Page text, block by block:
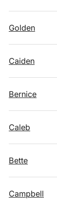
Golden
Caiden
Bernice
Caleb
Bette
Campbell